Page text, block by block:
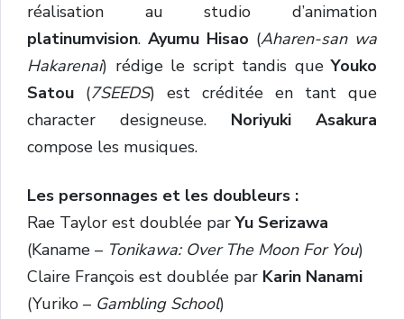
réalisation au studio d’animation
platinumvision. Ayumu Hisao (Aharen-san wa
Hakarenai) rédige le script tandis queYouko
Satou (7SEEDS) est créditée en tant que
character designeuse. Noriyuki Asakura
compose les musiques.
Les personnages et les doubleurs :
Rae Taylor est doublée parYu Serizawa
(Kaname – Tonikawa: Over The Moon For You)
Claire François est doublée par Karin Nanami
(Yuriko – Gambling School)